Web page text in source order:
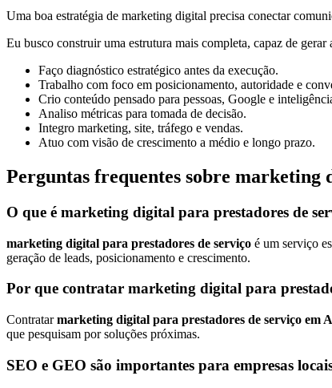
Uma boa estratégia de marketing digital precisa conectar
Eu busco construir uma estrutura mais completa, capaz de
Faço diagnóstico estratégico antes da execução.
Trabalho com foco em posicionamento, autoridade e
Crio conteúdo pensado para pessoas, Google e
Analiso métricas para tomada de decisão.
Integro marketing, site, tráfego e vendas.
Atuo com visão de crescimento a médio e longo prazo.
Perguntas frequentes sobre
O que é marketing digital para prestadores de
marketing digital para prestadores de serviço é um serviço
geração de leads, posicionamento e crescimento.
Por que contratar marketing digital para
Contratarmarketing digital para prestadores de serviço em
que pesquisam por soluções próximas.
SEO e GEO são importantes para empresas